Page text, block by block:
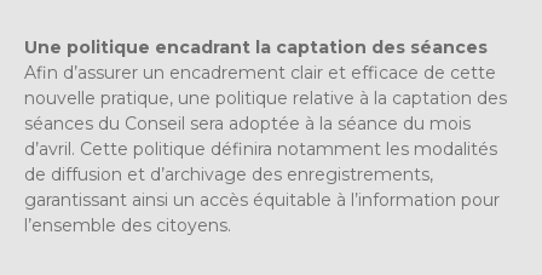
Une politique encadrant la captation des séances
Afin d’assurer un encadrement clair et efficace de cette
nouvelle pratique, une politique relative à la captation des
séances du Conseil sera adoptée à la séance du mois
d’avril. Cette politique définira notamment les modalités
de diffusion et d’archivage des enregistrements,
garantissant ainsi un accès équitable à l’information pour
l’ensemble des citoyens.